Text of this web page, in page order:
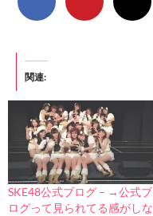
関連
SKE48公式ブログ – →公式ブ
ログって見られてる感がしな